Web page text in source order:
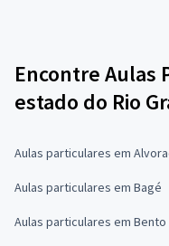
Encontre Aulas
estado do Rio
Aulas particulares em
Aulas particulares em Bagé
Aulas particulares em Bento